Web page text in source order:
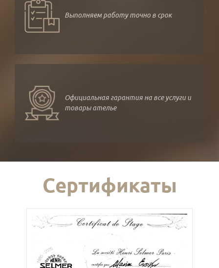
Выполняем работу точно в срок
Официальная гарантия на все услуги и
товары ателье
Сертификаты